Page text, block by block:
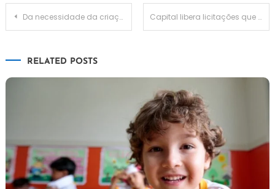
Navegação
Da necessidade da criação da Política de Uso da IA no ambiente corporativo Capital libera licitações que passam os R$ 70 milhões, às vésperas da eleição
RELATED POSTS